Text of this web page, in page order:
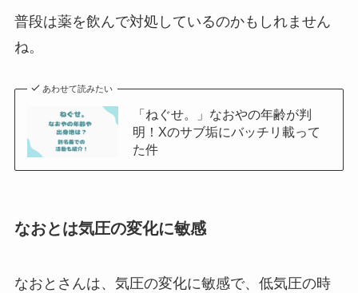
普段は薬を飲んで対処しているのかもしれません
ね。
あわせて読みたい
「ねぐせ。」なおやの年齢が判
明！Xのサブ垢にバッチリ載って
た件
なおとは気圧の変化に敏感
なおとさんは、気圧の変化に敏感で、低気圧の時